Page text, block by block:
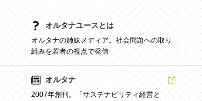
オルタナユースとは
オルタナの姉妹メディア。社会問題への取り
組みを若者の視点で発信
オルタナ
2007年創刊。「サステナビリティ経営と